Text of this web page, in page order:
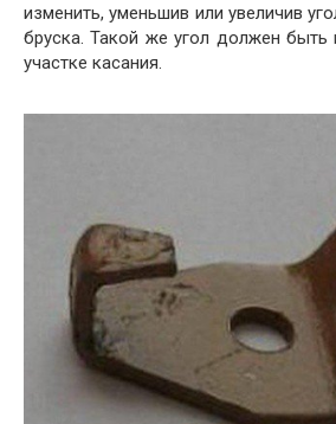
изменить, уменьшив или увеличив
бруска. Такой же угол должен быть
участке касания.